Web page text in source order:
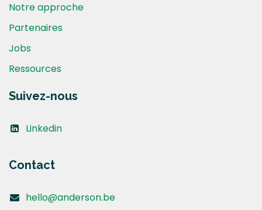
Notre approche
Partenaires
Jobs
Ressources
Suivez-nous
Linkedin
Contact
hello@anderson.be